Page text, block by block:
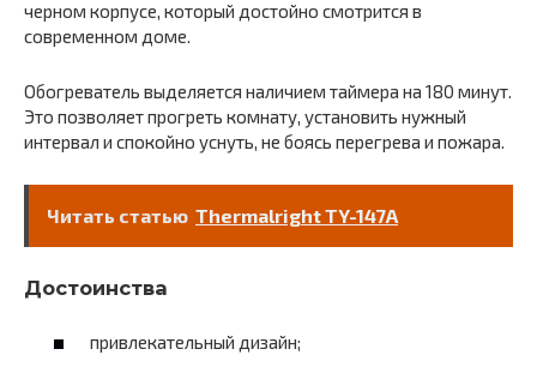
черном корпусе, который достойно смотрится в
современном доме.
Обогреватель выделяется наличием таймера на 180 минут.
Это позволяет прогреть комнату, установить нужный
интервал и спокойно уснуть, не боясь перегрева и пожара.
Читать статью Thermalright TY-147A
Достоинства
привлекательный дизайн;